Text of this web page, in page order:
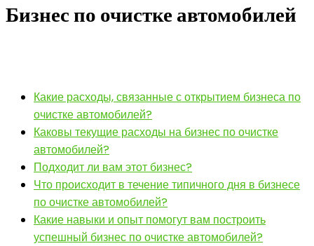
Бизнес по очистке автомобилей
Какие расходы, связанные с открытием бизнеса по
очистке автомобилей?
Каковы текущие расходы на бизнес по очистке
автомобилей?
Подходит ли вам этот бизнес?
Что происходит в течение типичного дня в бизнесе
по очистке автомобилей?
Какие навыки и опыт помогут вам построить
успешный бизнес по очистке автомобилей?